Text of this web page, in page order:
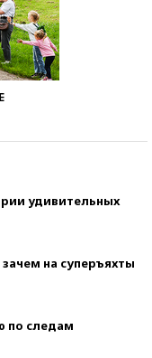
удивительных
на суперъяхты
по следам